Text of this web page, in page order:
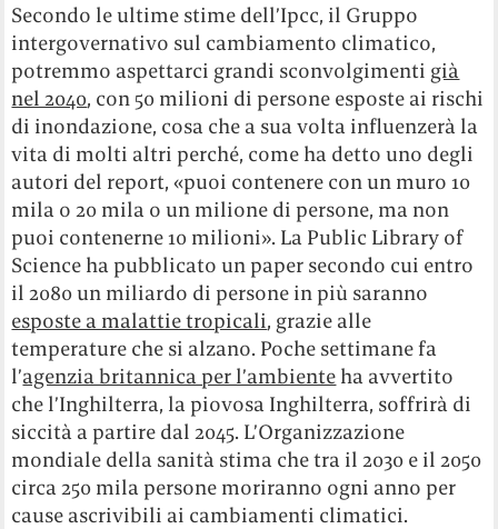
Secondo le ultime stime dell’Ipcc, il Gruppo
intergovernativo sul cambiamento climatico,
potremmo aspettarci grandi sconvolgimenti già
nel 2040, con 50 milioni di persone esposte ai rischi
di inondazione, cosa che a sua volta influenzerà la
vita di molti altri perché, come ha detto uno degli
autori del report, «puoi contenere con un muro 10
mila o 20 mila o un milione di persone, ma non
puoi contenerne 10 milioni». La Public Library of
Science ha pubblicato un paper secondo cui entro
il 2080 un miliardo di persone in più saranno
esposte a malattie tropicali, grazie alle
temperature che si alzano. Poche settimane fa
l’agenzia britannica per l’ambiente ha avvertito
che l’Inghilterra, la piovosa Inghilterra, soffrirà di
siccità a partire dal 2045. L’Organizzazione
mondiale della sanità stima che tra il 2030 e il 2050
circa 250 mila persone moriranno ogni anno per
cause ascrivibili ai cambiamenti climatici.